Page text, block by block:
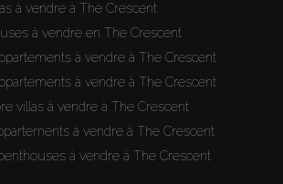
à vendre à The Crescent
à vendre en The Crescent
à vendre à The Crescent
à vendre à The Crescent
villas à vendre à The Crescent
à vendre à The Crescent
à vendre à The Crescent